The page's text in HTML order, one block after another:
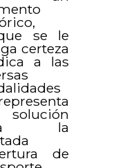
se le
certeza
a las
solución
la
de